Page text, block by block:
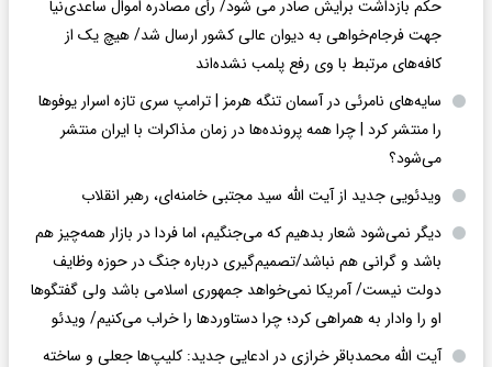
حکم بازداشت برایش صادر می شود/ رأی مصادره اموال ساعدی‌نیا
جهت فرجام‌خواهی به دیوان عالی کشور ارسال شد/ هیچ یک از
کافه‌های مرتبط با وی رفع پلمب نشده‌اند
سایه‌های نامرئی در آسمان تنگه هرمز | ترامپ سری تازه اسرار یوفوها
را منتشر کرد | چرا همه پرونده‌ها در زمان مذاکرات با ایران منتشر
می‌شود؟
ویدئویی جدید از آیت الله سید مجتبی خامنه‌ای، رهبر انقلاب
دیگر نمی‌شود شعار بدهیم که می‌جنگیم، اما فردا در بازار همه‌چیز هم
باشد و گرانی هم نباشد/تصمیم‌گیری درباره جنگ در حوزه وظایف
دولت نیست/ آمریکا نمی‌خواهد جمهوری اسلامی باشد ولی گفتگوها
او را وادار به همراهی کرد؛ چرا دستاوردها را خراب می‌کنیم/ ویدئو
آیت الله محمدباقر خرازی در ادعایی جدید: کلیپ‌ها جعلی و ساخته